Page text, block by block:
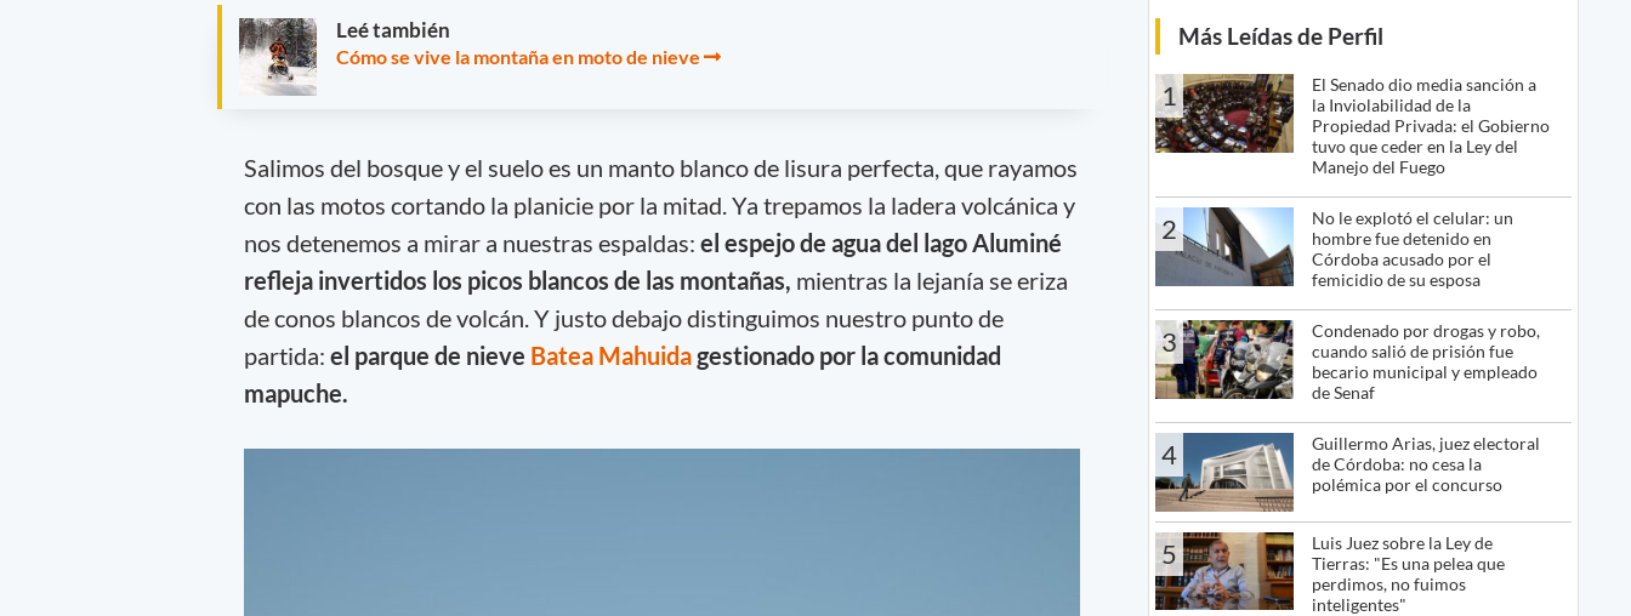
Leé también
Cómo se vive la montaña en moto de nieve
Salimos del bosque y el suelo es un manto blanco de lisura perfecta, que rayamos
con las motos cortando la planicie por la mitad. Ya trepamos la ladera volcánica y
nos detenemos a mirar a nuestras espaldas: el espejo de agua del lago Aluminé
refleja invertidos los picos blancos de las montañas, mientras la lejanía se eriza
de conos blancos de volcán. Y justo debajo distinguimos nuestro punto de
partida: el parque de nieve Batea Mahuidagestionado por la comunidad
mapuche.
Más Leídas de Perfil
1
El Senado dio media sanción a
la Inviolabilidad de la
Propiedad Privada: el Gobierno
tuvo que ceder en la Ley del
Manejo del Fuego
2
No le explotó el celular: un
hombre fue detenido en
Córdoba acusado por el
femicidio de su esposa
3
Condenado por drogas y robo,
cuando salió de prisión fue
becario municipal y empleado
de Senaf
4
Guillermo Arias, juez electoral
de Córdoba: no cesa la
polémica por el concurso
5
Luis Juez sobre la Ley de
Tierras: "Es una pelea que
perdimos, no fuimos
inteligentes"